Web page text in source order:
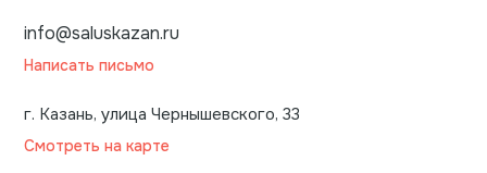
info@saluskazan.ru
Написать письмо
г. Казань, улица Чернышевского, 33
Смотреть на карте